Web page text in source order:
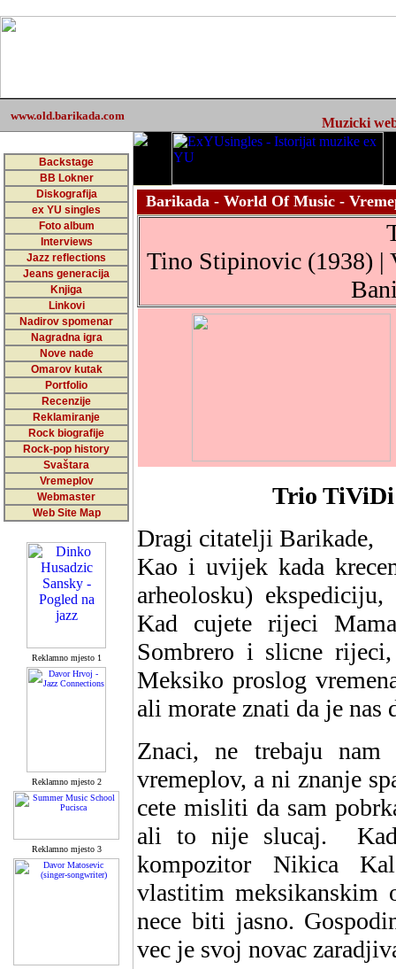
www.old.barikada.com Muzicki
Backstage
BB Lokner
Diskografija
ex YU singles
Foto album
Interviews
Jazz reflections
Jeans generacija
Knjiga
Linkovi
Nadirov spomenar
Nagradna igra
Nove nade
Omarov kutak
Portfolio
Recenzije
Reklamiranje
Rock biografije
Rock-pop history
Svaštara
Vremeplov
Webmaster
Web Site Map
Reklamno mjesto 1
Reklamno mjesto 2
Reklamno mjesto 3
Barikada - World Of Music -
Tino Stipinovic (1938) |
Trio
Dragi citatelji Barikade,
Kao i uvijek kada
arheolosku)
Kad cujete rijeci
Sombrero i slicne
Meksiko proslog
ali morate znati da je
Znaci, ne trebaju nam
vremeplov, a ni znanje
cete misliti da sam
ali to nije slucaj.
kompozitor Nikica
vlastitim meksikanskim
nece biti jasno.
vec je svoj novac